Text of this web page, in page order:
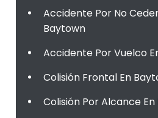
Accidente Por No
Baytown
Accidente Por Vuelco
Colisión Frontal En
Colisión Por Alcance